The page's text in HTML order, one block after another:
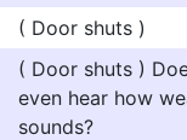
( Door shuts )
( Door shuts )
even hear how
sounds?